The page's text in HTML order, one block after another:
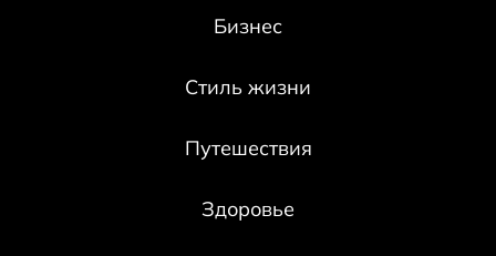
Бизнес
Стиль жизни
Путешествия
Здоровье